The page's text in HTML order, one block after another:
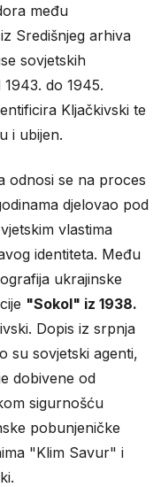
među
Središnjeg arhiva
sovjetskih
do 1945.
Kljačkivski te
i ubijen.
odnosi se na proces
djelovao pod
vlastima
identiteta. Među
ukrajinske
"Sokol" iz 1938.
Dopis iz srpnja
su sovjetski agenti,
dobivene od
sigurnošću
pobunjeničke
"Klim Savur" i